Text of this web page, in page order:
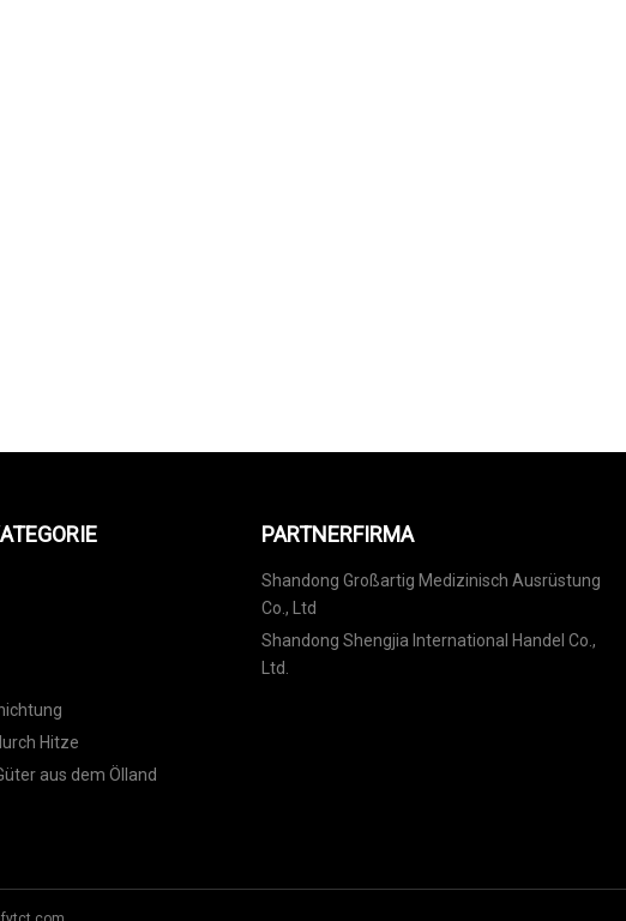
Hitze
aus dem Ölland
PARTNERFIRMA
Shandong Großartig Medizinisch Ausrüstung
Co., Ltd
Shandong Shengjia International Handel Co.,
Ltd.